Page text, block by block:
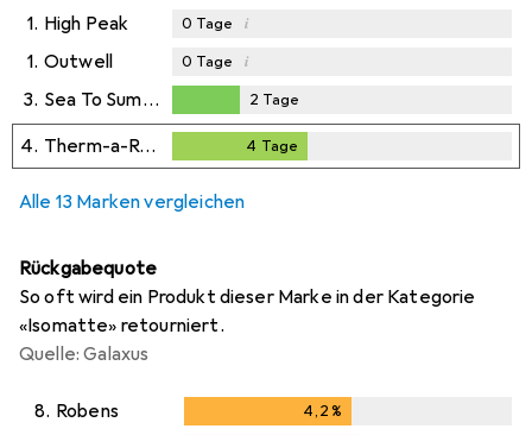
1. High Peak 0 Tage i
1. Outwell 0 Tage i
3. Sea To Summit
2Tage
2 Tage
4. Therm-a-Rest 4 Tage
Alle 13 Marken vergleichen
Rückgabequote
So oft wird ein Produkt dieser Marke in der Kategorie
«Isomatte» retourniert.
Quelle: Galaxus
8. Robens 4,2%